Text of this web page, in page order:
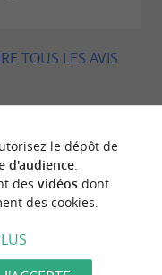
TOUS LES AVIS
le dépôt de
d'audience.
des vidéosdont
des cookies.